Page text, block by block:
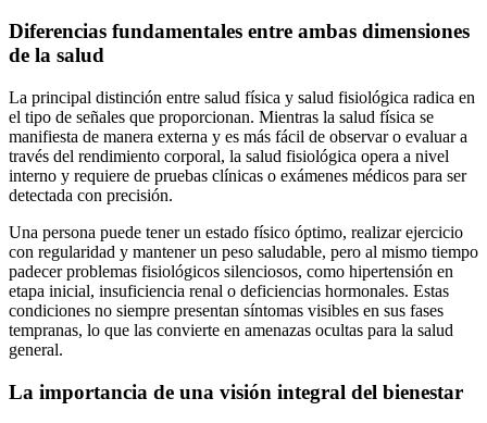
Diferencias fundamentales entre ambas dimensiones
de la salud
La principal distinción entre salud física y salud fisiológica radica en
el tipo de señales que proporcionan. Mientras la salud física se
manifiesta de manera externa y es más fácil de observar o evaluar a
través del rendimiento corporal, la salud fisiológica opera a nivel
interno y requiere de pruebas clínicas o exámenes médicos para ser
detectada con precisión.
Una persona puede tener un estado físico óptimo, realizar ejercicio
con regularidad y mantener un peso saludable, pero al mismo tiempo
padecer problemas fisiológicos silenciosos, como hipertensión en
etapa inicial, insuficiencia renal o deficiencias hormonales. Estas
condiciones no siempre presentan síntomas visibles en sus fases
tempranas, lo que las convierte en amenazas ocultas para la salud
general.
La importancia de una visión integral del bienestar